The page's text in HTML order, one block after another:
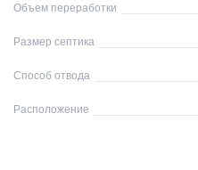
Объем переработки
Размер септика
Способ отвода
Расположение